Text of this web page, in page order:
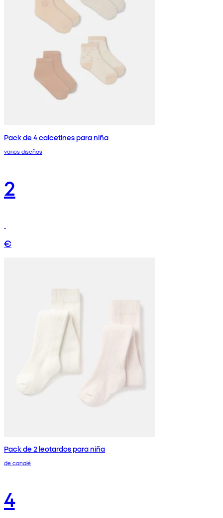
Pack de 4 calcetines para niña
varios diseños
2
€
Pack de 2 leotardos para niña
de canalé
4